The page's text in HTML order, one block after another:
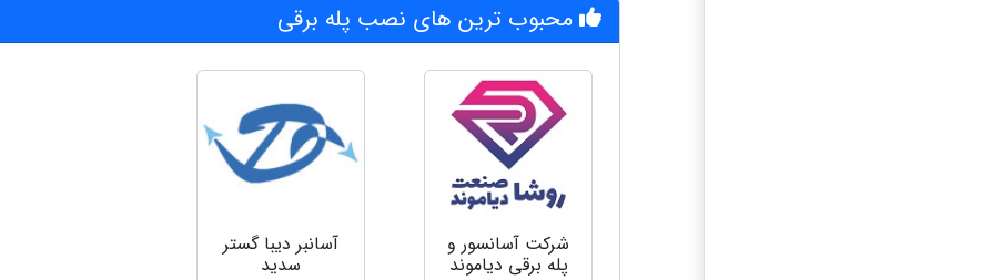
محبوب ترین های نصب پله برقی
شرکت آسانسور و
پله برقی دیاموند
آسانبر دیبا گستر
سدید